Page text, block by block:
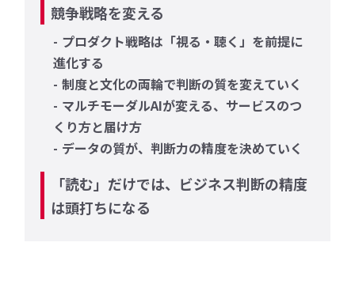
競争戦略を変える
プロダクト戦略は「視る・聴く」を前提に
進化する
制度と文化の両輪で判断の質を変えていく
マルチモーダルAIが変える、サービスのつ
くり方と届け方
データの質が、判断力の精度を決めていく
「読む」だけでは、ビジネス判断の精度
は頭打ちになる